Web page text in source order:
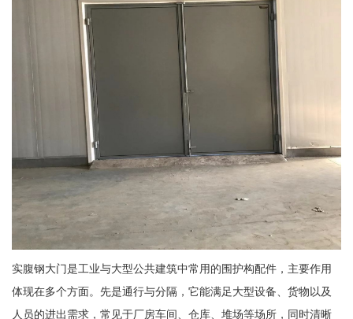
实腹钢大门是工业与大型公共建筑中常用的围护构配件，主要作用
体现在多个方面。先是通行与分隔，它能满足大型设备、货物以及
人员的进出需求，常见于厂房车间、仓库、堆场等场所，同时清晰